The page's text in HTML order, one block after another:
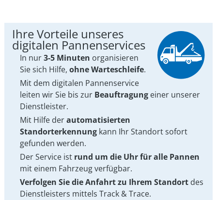
Ihre Vorteile unseres
digitalen Pannenservices
In nur3-5 Minuten organisieren
Sie sich Hilfe, ohne Warteschleife.
Mit dem digitalen Pannenservice
leiten wir Sie bis zur Beauftragung einer unserer
Dienstleister.
Mit Hilfe derautomatisierten
Standorterkennungkann Ihr Standort sofort
gefunden werden.
Der Service ist rund um die Uhr für alle Pannen
mit einem Fahrzeug verfügbar.
Verfolgen Sie die Anfahrt zu Ihrem Standortdes
Dienstleisters mittels Track & Trace.